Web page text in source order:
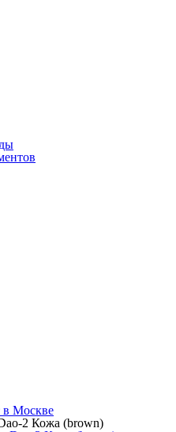
в Москве
2 Кожа (brown)